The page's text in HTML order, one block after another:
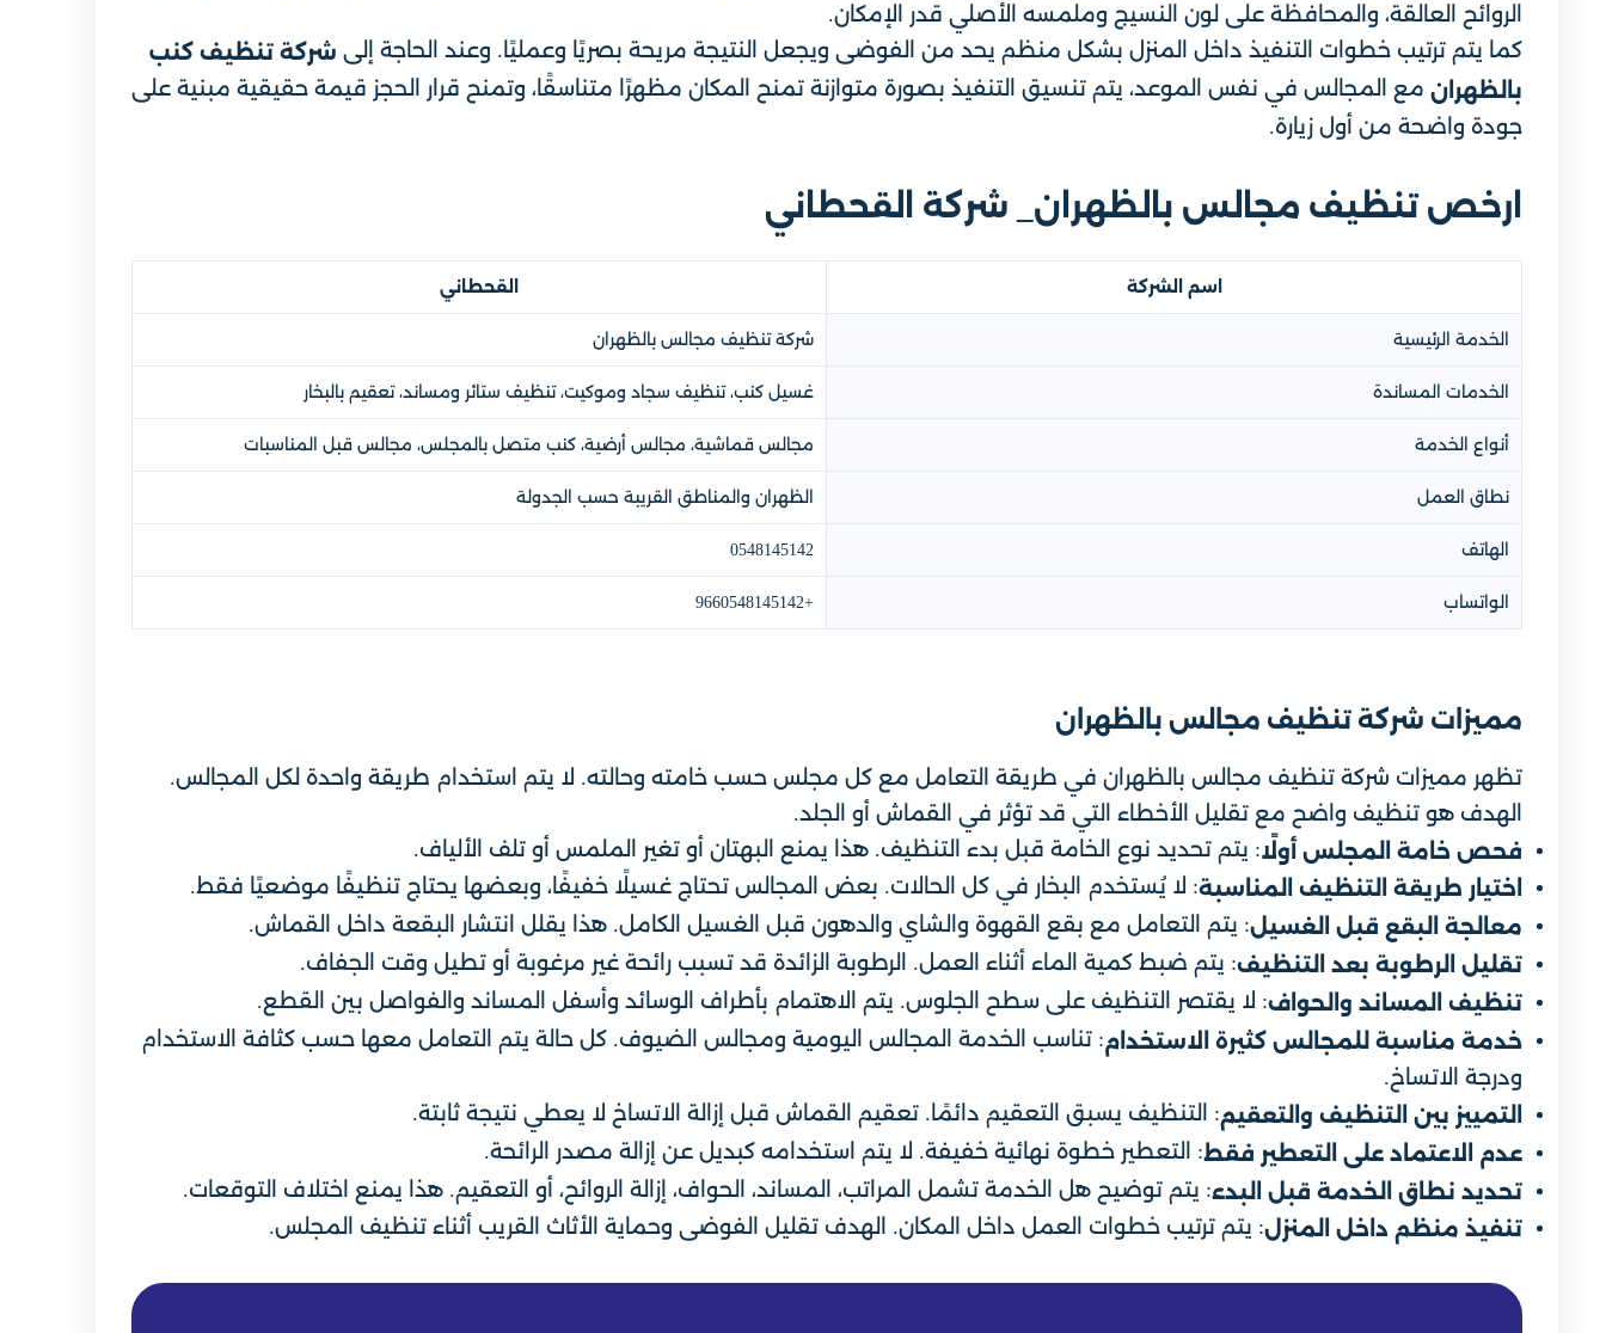
الروائح العالقة، والمحافظة على لون النسيج وملمسه الأصلي قدر الإمكان.
كما يتم ترتيب خطوات التنفيذ داخل المنزل بشكل منظم يحد من الفوضى ويجعل النتيجة مريحة بصريًا وعمليًا. وعند الحاجة إلى شركة تنظيف كنب
بالظهران مع المجالس في نفس الموعد، يتم تنسيق التنفيذ بصورة متوازنة تمنح المكان مظهرًا متناسقًا، وتمنح قرار الحجز قيمة حقيقية مبنية على
جودة واضحة من أول زيارة.
ارخص تنظيف مجالس بالظهران_ شركة القحطاني
اسم الشركة القحطاني
الخدمة الرئيسية شركة تنظيف مجالس بالظهران
الخدمات المساندة غسيل كنب، تنظيف سجاد وموكيت، تنظيف ستائر ومساند، تعقيم بالبخار
أنواع الخدمة مجالس قماشية، مجالس أرضية، كنب متصل بالمجلس، مجالس قبل المناسبات
نطاق العمل الظهران والمناطق القريبة حسب الجدولة
الهاتف 0548145142
الواتساب +9660548145142
مميزات شركة تنظيف مجالس بالظهران
تظهر مميزات شركة تنظيف مجالس بالظهران في طريقة التعامل مع كل مجلس حسب خامته وحالته. لا يتم استخدام طريقة واحدة لكل المجالس.
الهدف هو تنظيف واضح مع تقليل الأخطاء التي قد تؤثر في القماش أو الجلد.
فحص خامة المجلس أولًا: يتم تحديد نوع الخامة قبل بدء التنظيف. هذا يمنع البهتان أو تغير الملمس أو تلف الألياف.
اختيار طريقة التنظيف المناسبة: لا يُستخدم البخار في كل الحالات. بعض المجالس تحتاج غسيلًا خفيفًا، وبعضها يحتاج تنظيفًا موضعيًا فقط.
معالجة البقع قبل الغسيل: يتم التعامل مع بقع القهوة والشاي والدهون قبل الغسيل الكامل. هذا يقلل انتشار البقعة داخل القماش.
تقليل الرطوبة بعد التنظيف: يتم ضبط كمية الماء أثناء العمل. الرطوبة الزائدة قد تسبب رائحة غير مرغوبة أو تطيل وقت الجفاف.
تنظيف المساند والحواف: لا يقتصر التنظيف على سطح الجلوس. يتم الاهتمام بأطراف الوسائد وأسفل المساند والفواصل بين القطع.
خدمة مناسبة للمجالس كثيرة الاستخدام: تناسب الخدمة المجالس اليومية ومجالس الضيوف. كل حالة يتم التعامل معها حسب كثافة الاستخدام
ودرجة الاتساخ.
التمييز بين التنظيف والتعقيم: التنظيف يسبق التعقيم دائمًا. تعقيم القماش قبل إزالة الاتساخ لا يعطي نتيجة ثابتة.
عدم الاعتماد على التعطير فقط: التعطير خطوة نهائية خفيفة. لا يتم استخدامه كبديل عن إزالة مصدر الرائحة.
تحديد نطاق الخدمة قبل البدء: يتم توضيح هل الخدمة تشمل المراتب، المساند، الحواف، إزالة الروائح، أو التعقيم. هذا يمنع اختلاف التوقعات.
تنفيذ منظم داخل المنزل: يتم ترتيب خطوات العمل داخل المكان. الهدف تقليل الفوضى وحماية الأثاث القريب أثناء تنظيف المجلس.